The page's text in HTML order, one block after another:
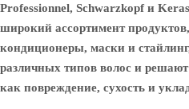
Professionnel, Schwarzkopf и
широкий ассортимент
кондиционеры, маски и
различных типов волос и
как повреждение, сухость и